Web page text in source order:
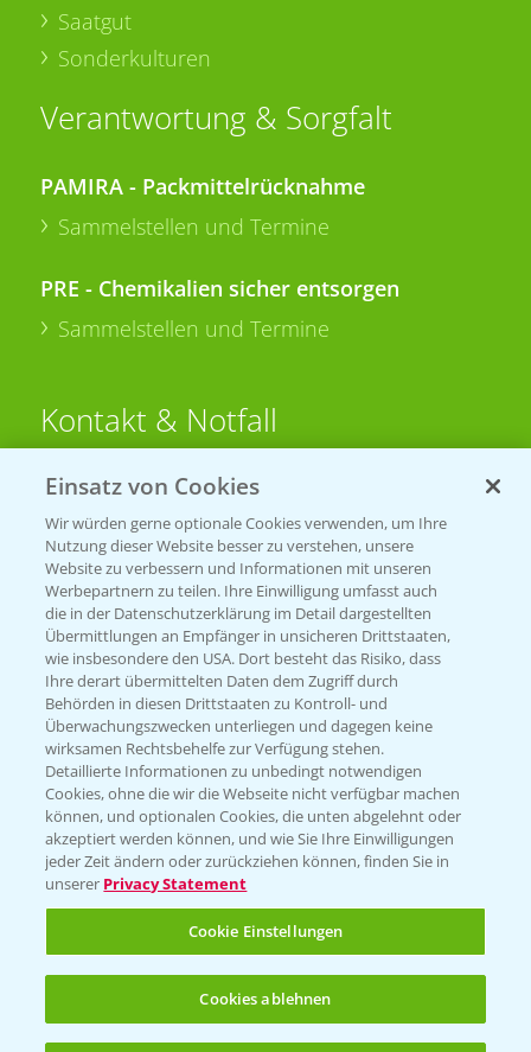
Saatgut
Sonderkulturen
Verantwortung & Sorgfalt
PAMIRA - Packmittelrücknahme
Sammelstellen und Termine
PRE - Chemikalien sicher entsorgen
Sammelstellen und Termine
Kontakt & Notfall
Beratung auf WhatsApp
T.+49 (0)174 346 564 1
KONTAKT
Hilfe in Notfällen
T.+49 (0)214/30-20220
Folgen Sie uns
Einsatz von Cookies
Wir würden gerne optionale Cookies verwenden, um Ihre
Nutzung dieser Website besser zu verstehen, unsere
Website zu verbessern und Informationen mit unseren
Werbepartnern zu teilen. Ihre Einwilligung umfasst auch
die in der Datenschutzerklärung im Detail dargestellten
Übermittlungen an Empfänger in unsicheren Drittstaaten,
wie insbesondere den USA. Dort besteht das Risiko, dass
Ihre derart übermittelten Daten dem Zugriff durch
Behörden in diesen Drittstaaten zu Kontroll- und
Überwachungszwecken unterliegen und dagegen keine
wirksamen Rechtsbehelfe zur Verfügung stehen.
Detaillierte Informationen zu unbedingt notwendigen
Cookies, ohne die wir die Webseite nicht verfügbar machen
können, und optionalen Cookies, die unten abgelehnt oder
akzeptiert werden können, und wie Sie Ihre Einwilligungen
jeder Zeit ändern oder zurückziehen können, finden Sie in
unserer Privacy Statement
Cookie Einstellungen
Cookies ablehnen